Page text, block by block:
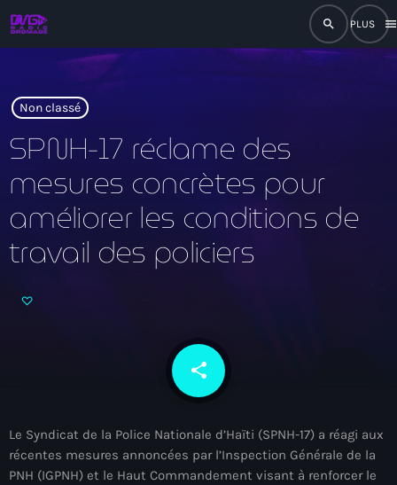
search
menu
close
play_arrow RADIO DROMAGE
TV Direct
Non classé
SPNH-17 réclame des
mesures concrètes pour
améliorer les conditions de
travail des policiers
share
email
Le Syndicat de la Police Nationale d’Haïti (SPNH-17) a réagi aux
récentes mesures annoncées par l’Inspection Générale de la
PNH (IGPNH) et le Haut Commandement visant à renforcer le